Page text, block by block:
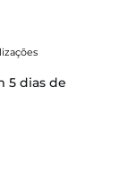
5 dias de